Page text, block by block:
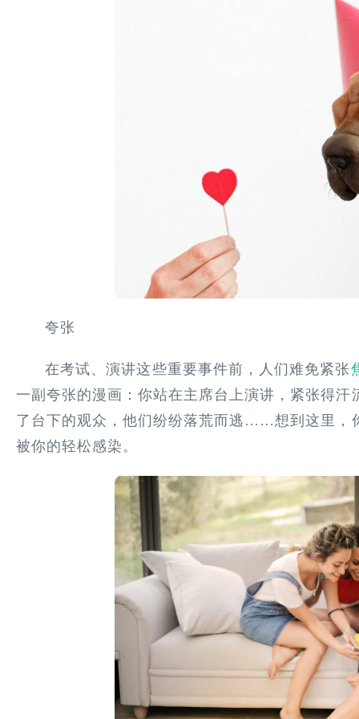
夸张
在考试、演讲这些重要事件前，人们难免紧张
一副夸张的漫画：你站在主席台上演讲，紧张得
了台下的观众，他们纷纷落荒而逃……想到这里，
被你的轻松感染。